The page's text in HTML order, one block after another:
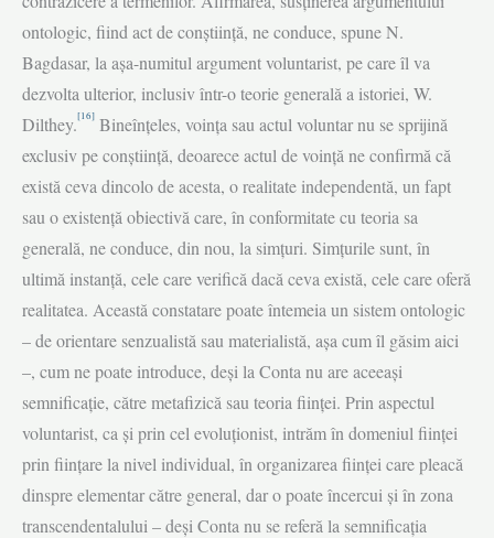
ontologic, fiind act de conştiinţă, ne conduce, spune N.
Bagdasar, la aşa-numitul argument voluntarist, pe care îl va
dezvolta ulterior, inclusiv într-o teorie generală a istoriei, W.
Dilthey.[16] Bineînţeles, voinţa sau actul voluntar nu se sprijină
exclusiv pe conştiinţă, deoarece actul de voinţă ne confirmă că
există ceva dincolo de acesta, o realitate independentă, un fapt
sau o existenţă obiectivă care, în conformitate cu teoria sa
generală, ne conduce, din nou, la simţuri. Simţurile sunt, în
ultimă instanţă, cele care verifică dacă ceva există, cele care oferă
realitatea. Această constatare poate întemeia un sistem ontologic
– de orientare senzualistă sau materialistă, aşa cum îl găsim aici
–, cum ne poate introduce, deşi la Conta nu are aceeaşi
semnificaţie, către metafizică sau teoria fiinţei. Prin aspectul
voluntarist, ca şi prin cel evoluţionist, intrăm în domeniul fiinţei
prin fiinţare la nivel individual, în organizarea fiinţei care pleacă
dinspre elementar către general, dar o poate încercui şi în zona
transcendentalului – deşi Conta nu se referă la semnificaţia